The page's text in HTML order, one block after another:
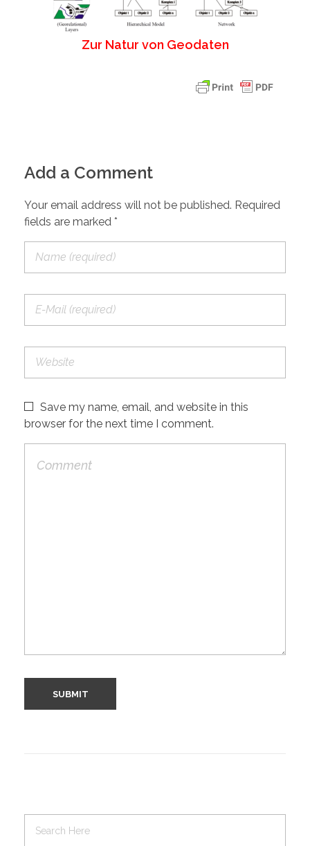
Zur Natur von Geodaten
Add a Comment
Your email address will not be published. Required
fields are marked *
Save my name, email, and website in this
browser for the next time I comment.